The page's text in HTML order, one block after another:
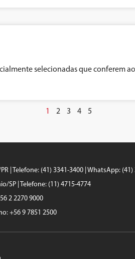
selecionadas que conferem
1 2 3 4 5
| Telefone: (41) 3341-3400 | WhatsApp: (41)
SP | Telefone: (11) 4715-4774
2 2270 9000
+56 9 7851 2500